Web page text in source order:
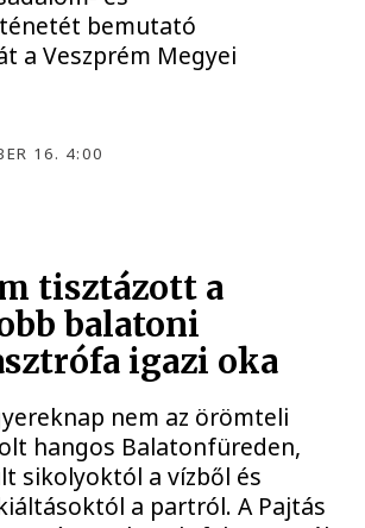
bemutató
a Veszprém Megyei
16. 4:00
tisztázott a
balatoni
igazi oka
nem az örömteli
hangos Balatonfüreden,
sikolyoktól a vízből és
a partról. A Pajtás